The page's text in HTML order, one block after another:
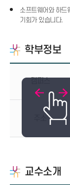
소프트웨어와 하드
기회가 있습니다.
학부정보
교수소개